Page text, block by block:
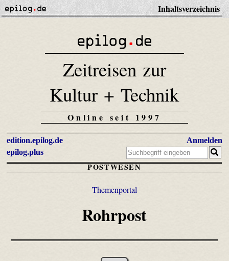
Inhaltsverzeichnis
Zeitreisen zur
Kultur + Technik
Online seit 1997
edition.epilog.de
epilog.plus
Anmelden
POSTWESEN
Themenportal
Rohrpost